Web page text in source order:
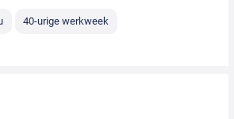
40-urige werkweek